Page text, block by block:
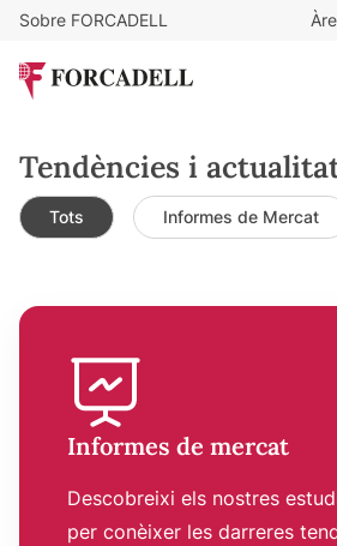
Sobre FORCADELL
Tendències i
Tots Informes de Mercat
Informes de mercat
Descobreixi els nostres
per conèixer les darreres